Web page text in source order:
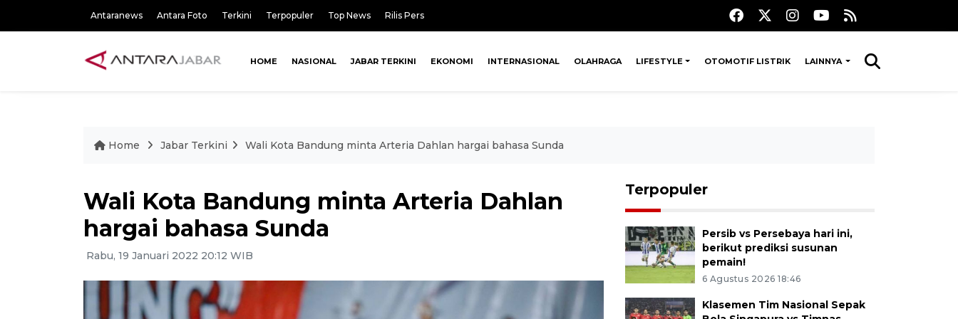
Antaranews Antara Foto Terkini Terpopuler Top News Rilis Pers
HOME NASIONAL JABAR TERKINI EKONOMI INTERNASIONAL OLAHRAGA LIFESTYLE OTOMOTIF LISTRIK LAINNYA
Home Jabar Terkini Wali Kota Bandung minta Arteria Dahlan hargai bahasa Sunda
Wali Kota Bandung minta Arteria Dahlan
hargai bahasa Sunda
Rabu, 19 Januari 2022 20:12 WIB
Terpopuler
Persib vs Persebaya hari ini,
berikut prediksi susunan
pemain!
6 Agustus 2026 18:46
Klasemen Tim Nasional Sepak